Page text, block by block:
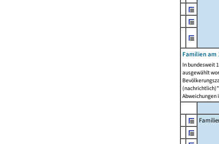
Familien am
In bundesweit
ausgewählt
Abweichungen